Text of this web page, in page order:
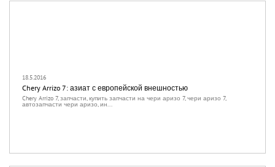
18.5.2016
Chery Arrizo 7: азиат с европейской внешностью
Chery Arrizo 7, запчасти, купить запчасти на чери аризо 7, чери аризо 7,
автозапчасти чери аризо, ин...